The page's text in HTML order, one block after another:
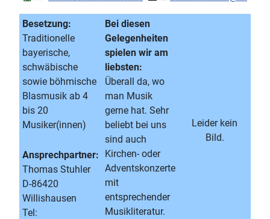
Besetzung:
Traditionelle
bayerische,
schwäbische
sowie böhmische
Blasmusik ab 4
bis 20
Musiker(innen)
Bei diesen
Gelegenheiten
spielen wir am
liebsten:
Überall da, wo
man Musik
gerne hat. Sehr
beliebt bei uns
sind auch
Kirchen- oder
Adventskonzerte
mit
entsprechender
Musikliteratur.
Leider kein
Bild.
Ansprechpartner:
Thomas Stuhler
D-86420
Willishausen
Tel: